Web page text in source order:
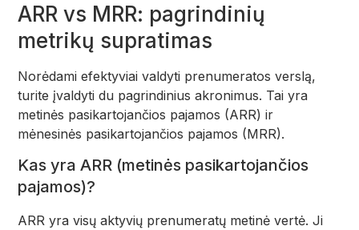
ARR vs MRR: pagrindinių
metrikų supratimas
Norėdami efektyviai valdyti prenumeratos verslą,
turite įvaldyti du pagrindinius akronimus. Tai yra
metinės pasikartojančios pajamos (ARR) ir
mėnesinės pasikartojančios pajamos (MRR).
Kas yra ARR (metinės pasikartojančios
pajamos)?
ARR yra visų aktyvių prenumeratų metinė vertė. Ji